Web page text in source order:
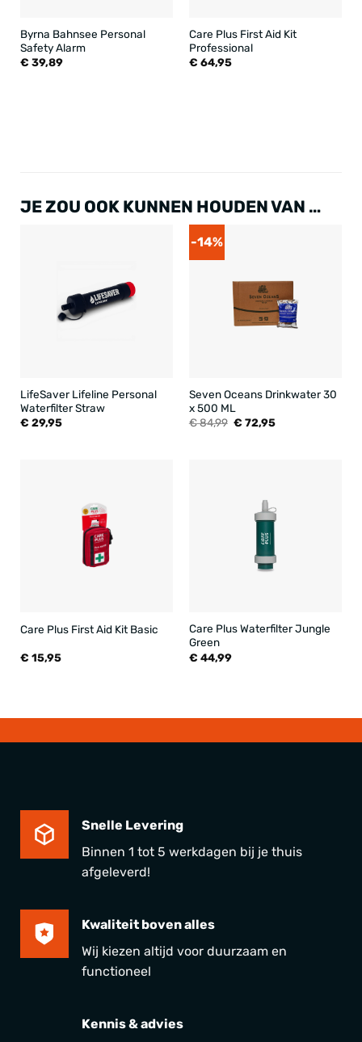
Byrna Bahnsee Personal
Safety Alarm
€ 39,89
Care Plus First Aid Kit
Professional
€ 64,95
JE ZOU OOK KUNNEN HOUDEN VAN …
LifeSaver Lifeline Personal
Waterfilter Straw
€ 29,95
-14%
Seven Oceans Drinkwater 30
x 500 ML
€84,99 Oorspronkelijke
€ 72,95Huidige
Care Plus First Aid Kit Basic
€ 15,95
Care Plus Waterfilter Jungle
Green
€ 44,99
Snelle Levering
Binnen 1 tot 5 werkdagen bij je thuis
afgeleverd!
Kwaliteit boven alles
Wij kiezen altijd voor duurzaam en
functioneel
Kennis & advies